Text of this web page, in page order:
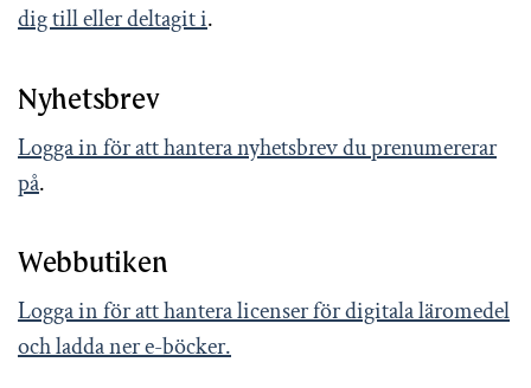
dig till eller deltagit i.
Nyhetsbrev
Logga in för att hantera nyhetsbrev du prenumererar
på.
Webbutiken
Logga in för att hantera licenser för digitala läromedel
och ladda ner e-böcker.